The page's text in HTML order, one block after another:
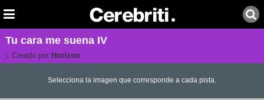
Tu cara me suena IV
Creado por: Horizon
Selecciona la imagen que corresponde a cada pista.